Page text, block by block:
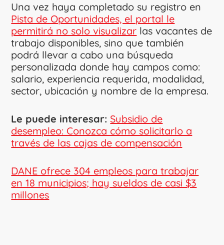
Una vez haya completado su registro en
Pista de Oportunidades, el portal le
permitirá no solo visualizar las vacantes de
trabajo disponibles, sino que también
podrá llevar a cabo una búsqueda
personalizada donde hay campos como:
salario, experiencia requerida, modalidad,
sector, ubicación y nombre de la empresa.
Le puede interesar:Subsidio de
desempleo: Conozca cómo solicitarlo a
través de las cajas de compensación
DANE ofrece 304 empleos para trabajar
en 18 municipios; hay sueldos de casi $3
millones